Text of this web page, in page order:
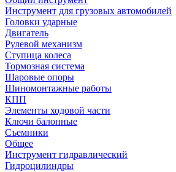
Инструмент для грузовых автомобилей
Головки ударные
Двигатель
Рулевой механизм
Ступица колеса
Тормозная система
Шаровые опоры
Шиномонтажные работы
КПП
Элементы ходовой части
Ключи балонные
Съемники
Общее
Инструмент гидравлический
Гидроцилиндры